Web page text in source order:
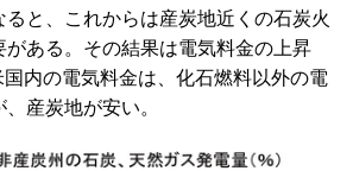
と、これからは産炭地近くの石炭火
がある。その結果は電気料金の上昇
内の電気料金は、化石燃料以外の電
産炭地が安い。